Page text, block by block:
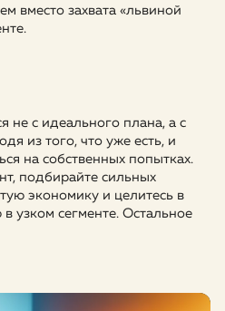
вместо захвата «львиной
не с идеального плана, а с
из того, что уже есть, и
на собственных попытках.
подбирайте сильных
экономику и целитесь в
сегменте. Остальное